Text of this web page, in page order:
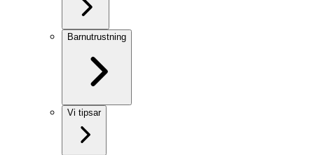
Barnutrustning
Vi tipsar